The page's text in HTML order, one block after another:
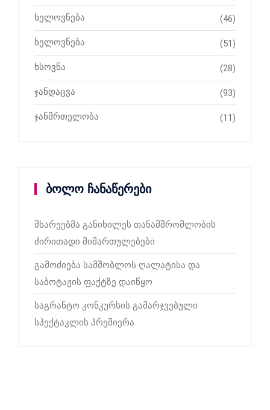
ხელოვნება (46)
ხელოვნება (51)
ხსოვნა (28)
ჯანდაცვა (93)
ჯანმრთელობა (11)
ბოლო ჩანაწერები
მხარეებმა განიხილეს თანამშრომლობის
ძირითადი მიმართულებები
გამოძიება სამშობლოს ღალატისა და
საბოტაჟის ფაქტზე დაიწყო
საგრანტო კონკურსის გამარჯვებული
სპექტაკლის პრემიერა